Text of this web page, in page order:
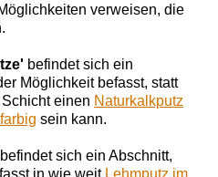
verweisen, die
befindet sich ein
Möglichkeit befasst, statt
einen Naturkalkputz
sein kann.
befindet sich ein Abschnitt,
in wie weit Lehmputz im